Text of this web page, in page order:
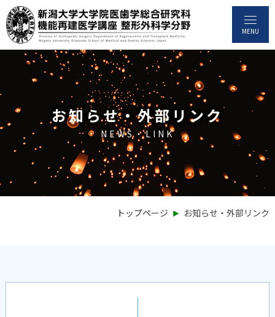
MENU
お知らせ・外部リンク
NEWS・LINK
トップページ ‣ お知らせ・外部リンク